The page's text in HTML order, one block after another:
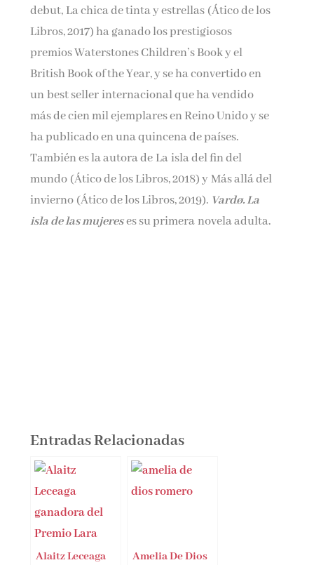
debut, La chica de tinta y estrellas (Ático de los
Libros, 2017) ha ganado los prestigiosos
premios Waterstones Children’s Book y el
British Book of the Year, y se ha convertido en
un best seller internacional que ha vendido
más de cien mil ejemplares en Reino Unido y se
ha publicado en una quincena de países.
También es la autora de La isla del fin del
mundo (Ático de los Libros, 2018) y Más allá del
invierno (Ático de los Libros, 2019). Vardø. La
isla de las mujereses su primera novela adulta.
Entradas Relacionadas
Alaitz Leceaga
Amelia De Dios